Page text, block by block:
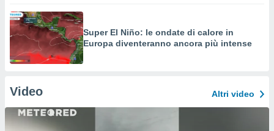
Super El Niño: le ondate di calore in
Europa diventeranno ancora più intense
Video Altri video